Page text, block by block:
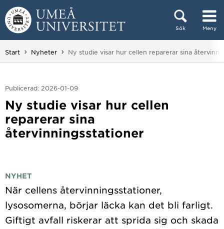
Hoppa direkt till innehållet
Sök Meny
Huvudmenyn dold.
Start Nyheter Du är här:
Ny studie visar hur cellen reparerar sina
Publicerad: 2026-01-09
Ny studie visar hur cellen
reparerar sina
återvinningsstationer
NYHET
När cellens återvinningsstationer,
lysosomerna, börjar läcka kan det bli farligt.
Giftigt avfall riskerar att sprida sig och skada